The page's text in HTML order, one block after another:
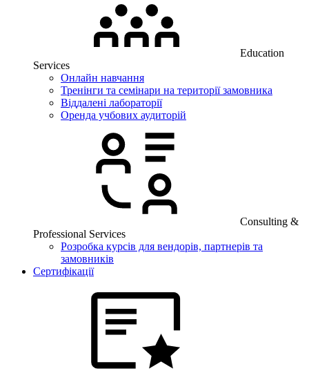
Education
Services
Онлайн навчання
Тренінги та семінари на території замовника
Віддалені лабораторії
Оренда учбових аудиторій
Consulting &
Professional Services
Розробка курсів для вендорів, партнерів та
замовників
Сертифікації